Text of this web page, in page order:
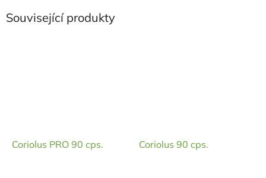
Související produkty
Coriolus PRO 90 cps. Coriolus 90 cps.